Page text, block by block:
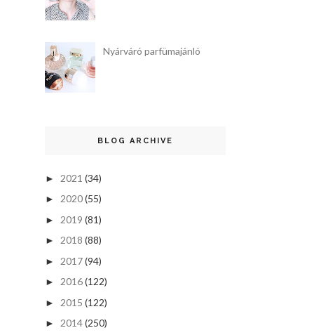
Nyárváró parfümajánló
BLOG ARCHIVE
► 2021 (34)
► 2020(55)
► 2019 (81)
► 2018 (88)
► 2017(94)
► 2016(122)
► 2015 (122)
► 2014(250)